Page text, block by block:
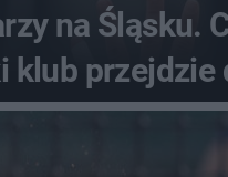
na Śląsku.
klub przejdzie
historii